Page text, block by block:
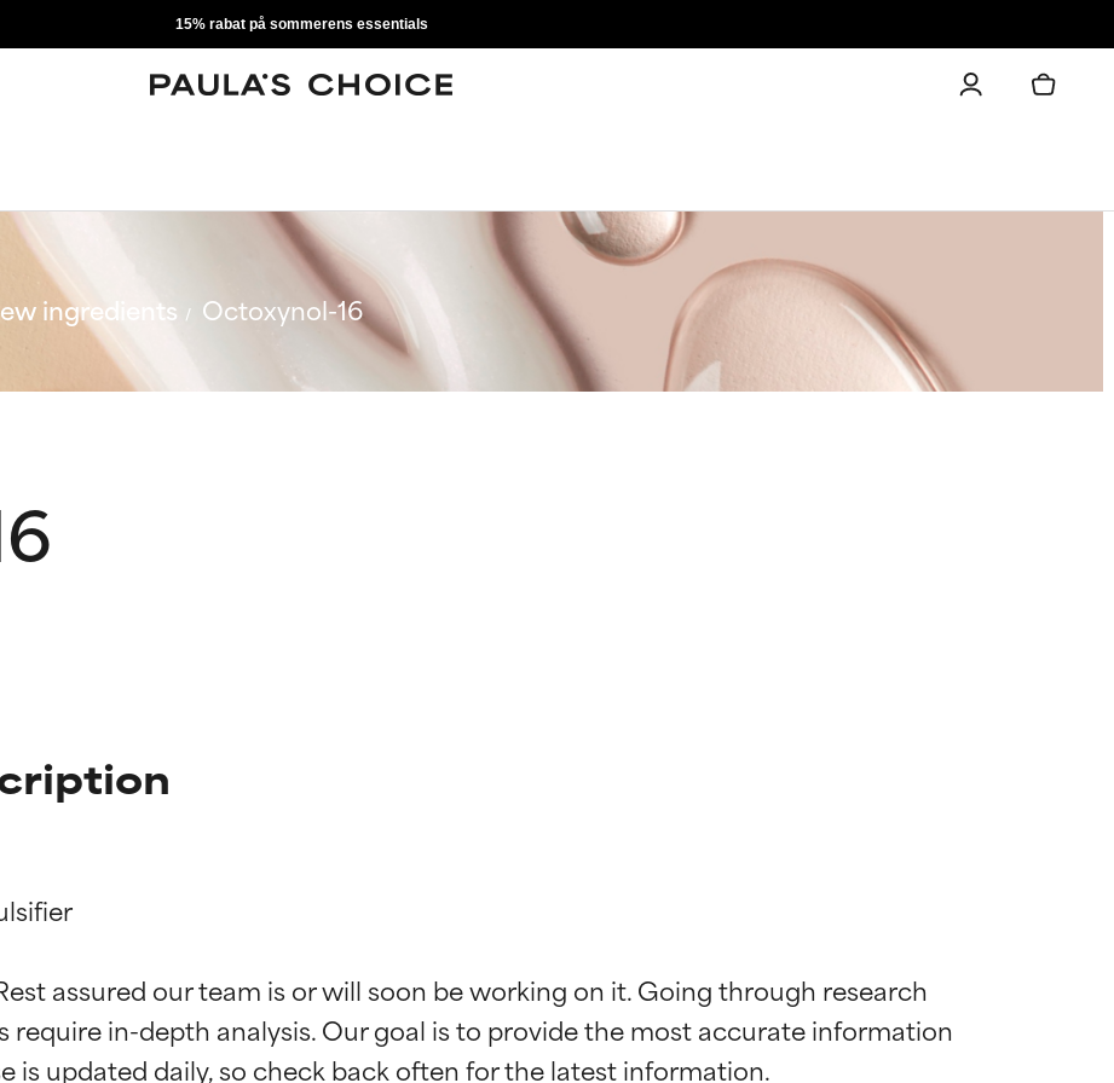
15% rabat på sommerens essentials
ingredients
Octoxynol-16
assured our team is or will soon be working on it. Going through research
in-depth analysis. Our goal is to provide the most accurate information
af ingredienser
af ingredienser